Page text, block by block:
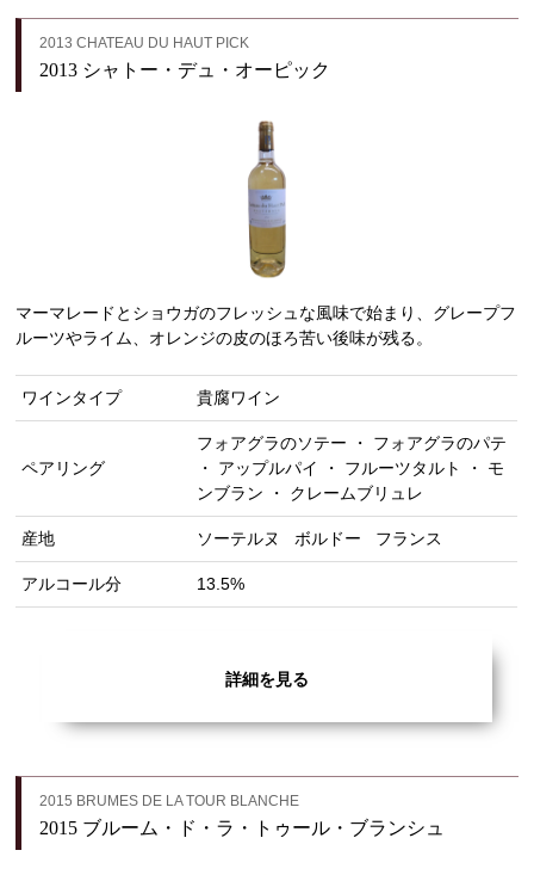
2013 CHATEAU DU HAUT PICK
2013 シャトー・デュ・オーピック
マーマレードとショウガのフレッシュな風味で始まり、グレープフ
ルーツやライム、オレンジの皮のほろ苦い後味が残る。
ワインタイプ 貴腐ワイン
ペアリング
フォアグラのソテー ・ フォアグラのパテ
・ アップルパイ ・ フルーツタルト ・ モ
ンブラン ・ クレームブリュレ
産地 ソーテルヌ ボルドー フランス
アルコール分 13.5%
詳細を見る
2015 BRUMES DE LA TOUR BLANCHE
2015 ブルーム・ド・ラ・トゥール・ブランシュ